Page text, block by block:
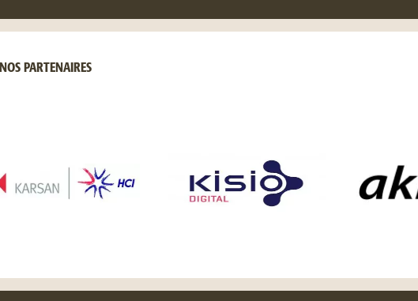
NOS PARTENAIRES